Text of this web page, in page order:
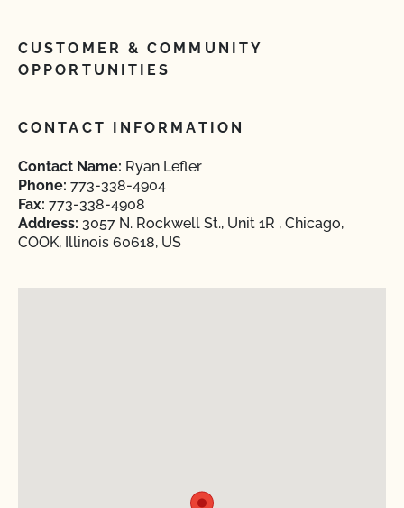
CUSTOMER & COMMUNITY
OPPORTUNITIES
CONTACT INFORMATION
Contact Name: Ryan Lefler
Phone: 773-338-4904
Fax: 773-338-4908
Address: 3057 N. Rockwell St., Unit 1R , Chicago,
COOK, Illinois 60618, US